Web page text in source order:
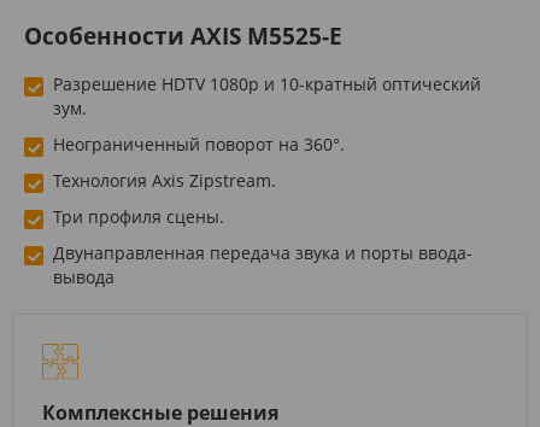
Особенности AXIS M5525-E
Разрешение HDTV 1080p и 10-кратный оптический
зум.
Неограниченный поворот на 360°.
Технология Axis Zipstream.
Три профиля сцены.
Двунаправленная передача звука и порты ввода-
вывода
Комплексные решения